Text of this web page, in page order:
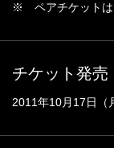
※ ペアチケットは
チケット発売
2011年10月17日（